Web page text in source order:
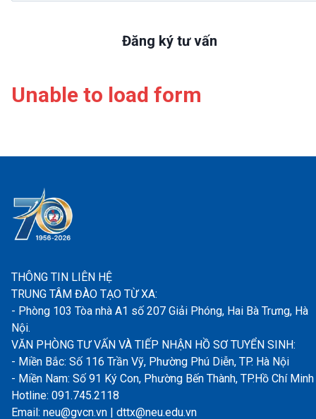
Đăng ký tư vấn
Unable to load form
THÔNG TIN LIÊN HỆ
TRUNG TÂM ĐÀO TẠO TỪ XA:
- Phòng 103 Tòa nhà A1 số 207 Giải Phóng, Hai Bà Trưng, Hà
Nội.
VĂN PHÒNG TƯ VẤN VÀ TIẾP NHẬN HỒ SƠ TUYỂN SINH:
- Miền Bắc: Số 116 Trần Vỹ, Phường Phú Diễn, TP. Hà Nội
- Miền Nam: Số 91 Ký Con, Phường Bến Thành, TP.Hồ Chí Minh
Hotline: 091.745.2118
Email: neu@gvcn.vn | dttx@neu.edu.vn